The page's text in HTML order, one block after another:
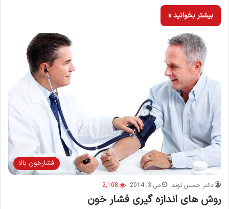
بیشتر بخوانید »
فشارخون بالا
دکتر حسین نوید می 3, 2014 2,108
روش های اندازه گیری فشار خون